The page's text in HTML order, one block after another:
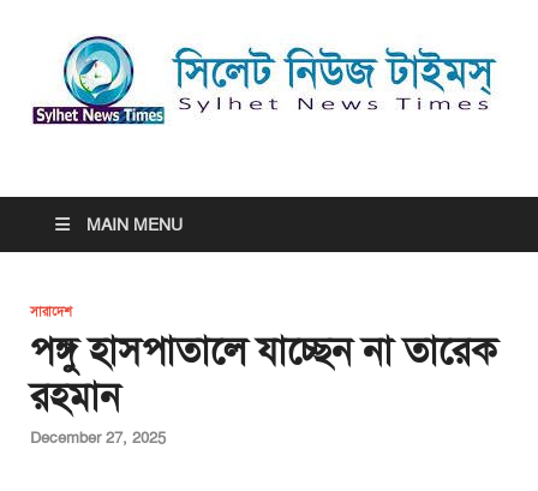
সিলেট নিউজ টাইমস্ | Sylhet
News Times
MAIN MENU
সারাদেশ
পঙ্গু হাসপাতালে যাচ্ছেন না তারেক
রহমান
December 27, 2025